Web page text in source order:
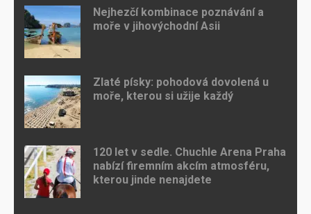
Nejhezčí kombinace poznávání a
moře v jihovýchodní Asii
Zlaté písky: pohodová dovolená u
moře, kterou si užije každý
120 let v sedle. Chuchle Arena Praha
nabízí firemním akcím atmosféru,
kterou jinde nenajdete